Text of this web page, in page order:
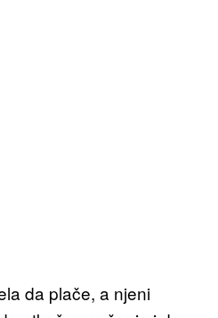
da plače, a njeni